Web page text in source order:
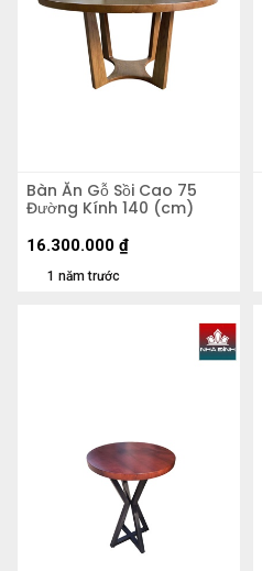
Bàn Ăn Gỗ Sồi Cao 75
Đường Kính 140 (cm)
1 năm trước
16.300.000 ₫